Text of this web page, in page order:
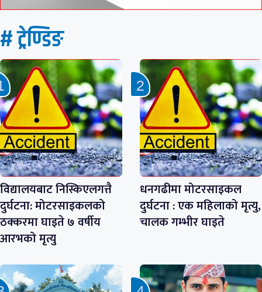
# ट्रेण्डिङ
विद्यालयबाट निस्किएलगत्तै
दुर्घटना: मोटरसाइकलको
ठक्करमा घाइते ७ वर्षीय
आरभको मृत्यु
धनगढीमा मोटरसाइकल
दुर्घटना : एक महिलाको मृत्यु,
चालक गम्भीर घाइते